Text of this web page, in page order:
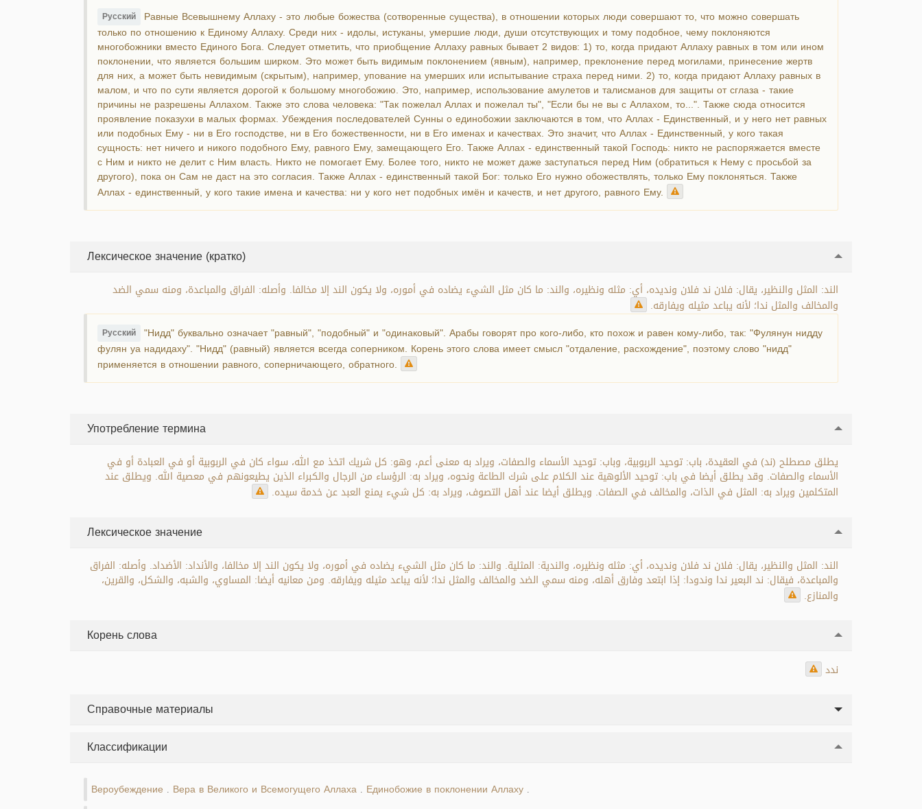
Русский Равные Всевышнему Аллаху - это любые божества (сотворенные существа), в отношении которых люди совершают то, что можно совершать
только по отношению к Единому Аллаху. Среди них - идолы, истуканы, умершие люди, души отсутствующих и тому подобное, чему поклоняются
многобожники вместо Единого Бога. Следует отметить, что приобщение Аллаху равных бывает 2 видов: 1) то, когда придают Аллаху равных в том или ином
поклонении, что является большим ширком. Это может быть видимым поклонением (явным), например, преклонение перед могилами, принесение жертв
для них, а может быть невидимым (скрытым), например, упование на умерших или испытывание страха перед ними. 2) то, когда придают Аллаху равных в
малом, и что по сути является дорогой к большому многобожию. Это, например, использование амулетов и талисманов для защиты от сглаза - такие
причины не разрешены Аллахом. Также это слова человека: "Так пожелал Аллах и пожелал ты", "Если бы не вы с Аллахом, то...". Также сюда относится
проявление показухи в малых формах. Убеждения последователей Сунны о единобожии заключаются в том, что Аллах - Единственный, и у него нет равных
или подобных Ему - ни в Его господстве, ни в Его божественности, ни в Его именах и качествах. Это значит, что Аллах - Единственный, у кого такая
сущность: нет ничего и никого подобного Ему, равного Ему, замещающего Его. Также Аллах - единственный такой Господь: никто не распоряжается вместе
с Ним и никто не делит с Ним власть. Никто не помогает Ему. Более того, никто не может даже заступаться перед Ним (обратиться к Нему с просьбой за
другого), пока он Сам не даст на это согласия. Также Аллах - единственный такой Бог: только Его нужно обожествлять, только Ему поклоняться. Также
Аллах - единственный, у кого такие имена и качества: ни у кого нет подобных имён и качеств, и нет другого, равного Ему.
Лексическое значение (кратко)
الند: المثل والنظير، يقال: فلان ند فلان ونديده، أي: مثله ونظيره، والند: ما كان مثل الشيء يضاده في أموره، ولا يكون الند إلا مخالفا. وأصله: الفراق والمباعدة، ومنه سمي الضد
والمخالف والمثل ندا؛ لأنه يباعد مثيله ويفارقه.
Русский "Нидд" буквально означает "равный", "подобный" и "одинаковый". Арабы говорят про кого-либо, кто похож и равен кому-либо, так: "Фулянун нидду
фулян уа надидаху". "Нидд" (равный) является всегда соперником. Корень этого слова имеет смысл "отдаление, расхождение", поэтому слово "нидд"
применяется в отношении равного, соперничающего, обратного.
Употребление термина
يطلق مصطلح (ند) في العقيدة، باب: توحيد الربوبية، وباب: توحيد الأسماء والصفات، ويراد به معنى أعم، وهو: كل شريك اتخذ مع الله، سواء كان في الربوبية أو في العبادة أو في
الأسماء والصفات. وقد يطلق أيضا في باب: توحيد الألوهية عند الكلام على شرك الطاعة ونحوه، ويراد به: الرؤساء من الرجال والكبراء الذين يطيعونهم في معصية الله. ويطلق عند
المتكلمين ويراد به: المثل في الذات، والمخالف في الصفات. ويطلق أيضا عند أهل التصوف، ويراد به: كل شيء يمنع العبد عن خدمة سيده.
Лексическое значение
الند: المثل والنظير، يقال: فلان ند فلان ونديده، أي: مثله ونظيره، والندية: المثلية. والند: ما كان مثل الشيء يضاده في أموره، ولا يكون الند إلا مخالفا، والأنداد: الأضداد. وأصله: الفراق
والمباعدة، فيقال: ند البعير ندا وندودا: إذا ابتعد وفارق أهله، ومنه سمي الضد والمخالف والمثل ندا؛ لأنه يباعد مثيله ويفارقه. ومن معانيه أيضا: المساوي، والشبه، والشكل، والقرين،
والمنازع.
Корень слова
ندد
Справочные материалы
Классификации
Вероубеждение Вера в Великого и Всемогущего Аллаха Единобожие в поклонении Аллаху